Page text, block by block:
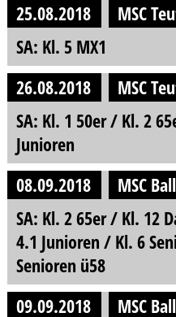
25.08.2018
MSC
SA: Kl. 5 MX1
26.08.2018
MSC
SA: Kl. 1 50er / Kl. 2
Junioren
08.09.2018
MSC
SA: Kl. 2 65er / Kl. 12
4.1 Junioren / Kl. 6
Senioren ü58
09.09.2018
MSC